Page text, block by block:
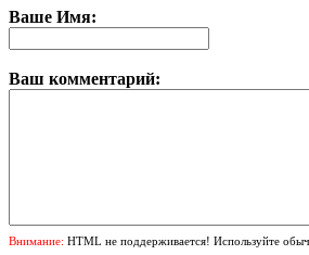
Ваше Имя:
Ваш комментарий:
Внимание: HTML не поддерживается! Используйте